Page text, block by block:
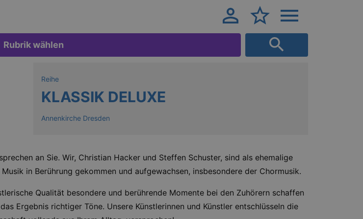
Rubrik wählen
Reihe
KLASSIK DELUXE
Annenkirche Dresden
an Sie. Wir, Christian Hacker und Steffen Schuster, sind als ehemalige
in Berührung gekommen und aufgewachsen, insbesondere der Chormusik.
Qualität besondere und berührende Momente bei den Zuhörern schaffen
Ergebnis richtiger Töne. Unsere Künstlerinnen und Künstler entschlüsseln die